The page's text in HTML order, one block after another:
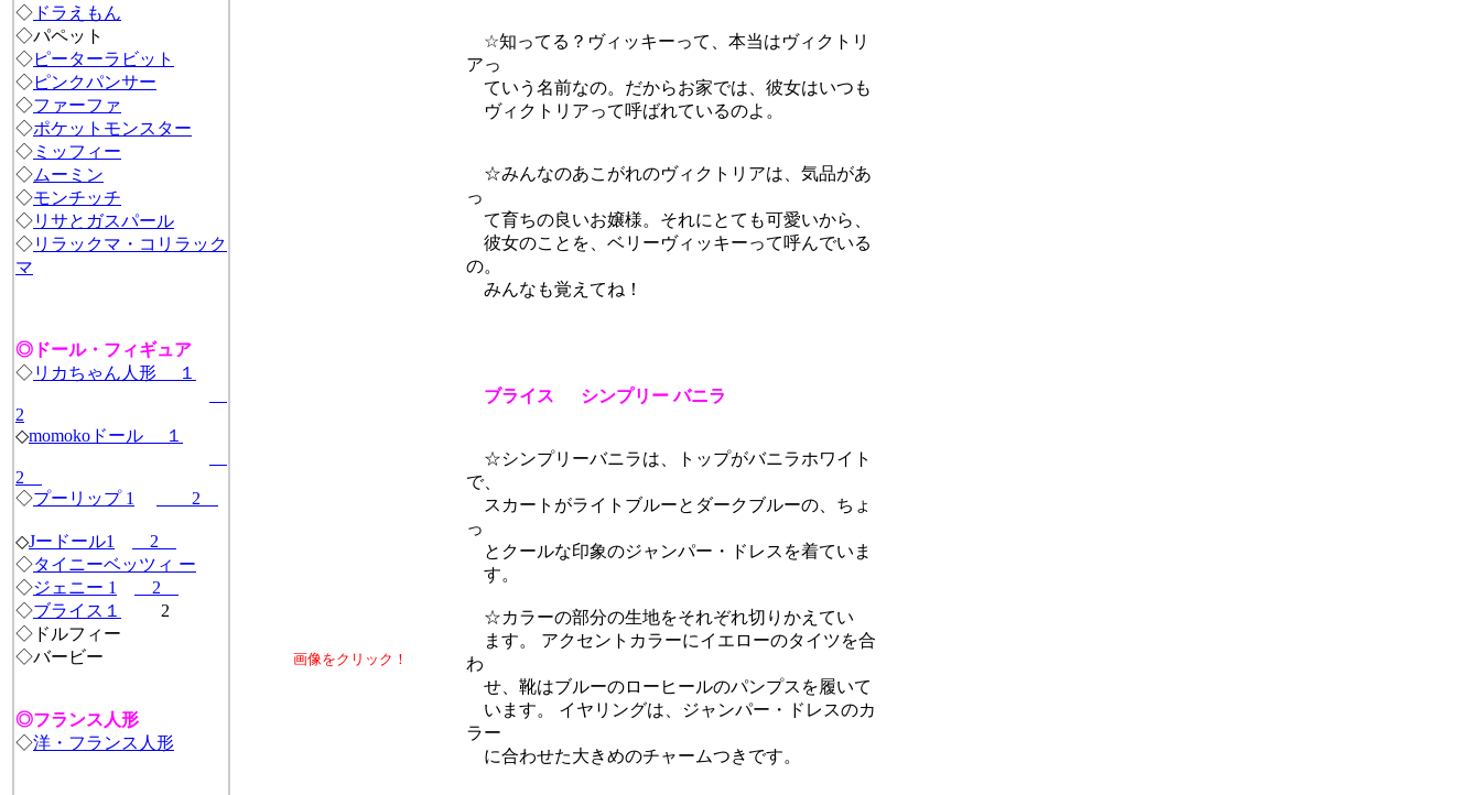
☆知ってる？ヴィッキーって、本当はヴィクトリ
アっ
ていう名前なの。だからお家では、彼女はいつも
ヴィクトリアって呼ばれているのよ。
☆みんなのあこがれのヴィクトリアは、気品があ
っ
て育ちの良いお嬢様。それにとても可愛いから、
彼女のことを、ベリーヴィッキーって呼んでいる
の。
みんなも覚えてね！
ブライス シンプリー バニラ
☆シンプリーバニラは、トップがバニラホワイト
で、
スカートがライトブルーとダークブルーの、ちょ
っ
とクールな印象のジャンパー・ドレスを着ていま
す。
☆カラーの部分の生地をそれぞれ切りかえてい
ます。 アクセントカラーにイエローのタイツを合
わ
せ、靴はブルーのローヒールのパンプスを履いて
います。 イヤリングは、ジャンパー・ドレスのカ
ラー
に合わせた大きめのチャームつきです。
画像をクリック！
◇ ドラえもん
◇パペット
◇ピーターラビット
◇ピンクパンサー
◇ファーファ
◇ポケットモンスター
◇ ミッフィー
◇ムーミン
◇モンチッチ
◇リサとガスパール
◇リラックマ・コリラック
マ
◎ドール・フィギュア
◇リカちゃん人形 １
2
◇momokoドール １
2
◇プーリップ 1 2
◇Jードール1
2
◇タイニーベッツィ ー
◇ジェニー 1
2
◇ブライス１
2
◇ドルフィー
◇バービー
◎フランス人形
◇洋・フランス人形